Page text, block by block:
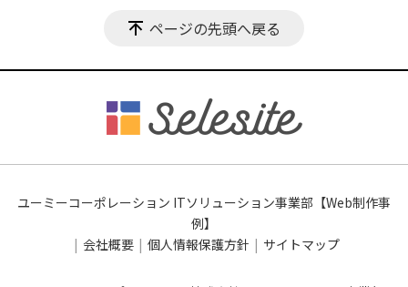
ページの先頭へ戻る
ユーミーコーポレーション ITソリューション事業部【Web制作事
例】
会社概要
個人情報保護方針 サイトマップ